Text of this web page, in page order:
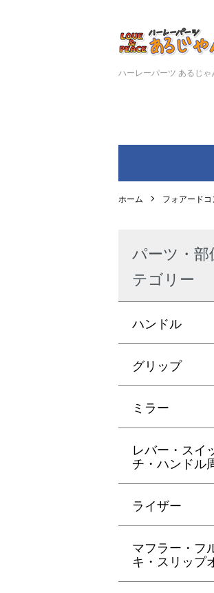
ハーレーパーツ あるじ
ホーム フォアード
パーツ・部
テゴリー
ハンドル
グリップ
ミラー
レバー・スイ
チ・ハンドル
ライザー
マフラー・フ
キ・スリップ